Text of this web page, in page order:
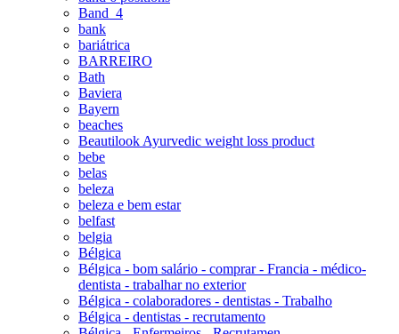
Band_4
bank
bariátrica
BARREIRO
Bath
Baviera
Bayern
beaches
Beautilook Ayurvedic weight loss product
bebe
belas
beleza
beleza e bem estar
belfast
belgia
Bélgica
Bélgica - bom salário - comprar - Francia - médico-
dentista - trabalhar no exterior
Bélgica - colaboradores - dentistas - Trabalho
Bélgica - dentistas - recrutamento